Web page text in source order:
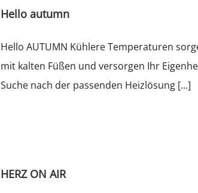
Hello autumn
Hello AUTUMN Kühlere Temperaturen
mit kalten Füßen und versorgen Ihr
Suche nach der passenden Heizlösung [...]
HERZ ON AIR